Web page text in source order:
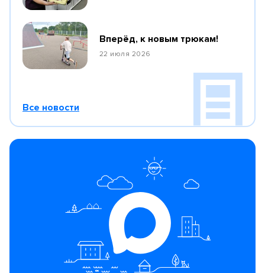
Вперёд, к новым трюкам!
22 июля 2026
Все новости